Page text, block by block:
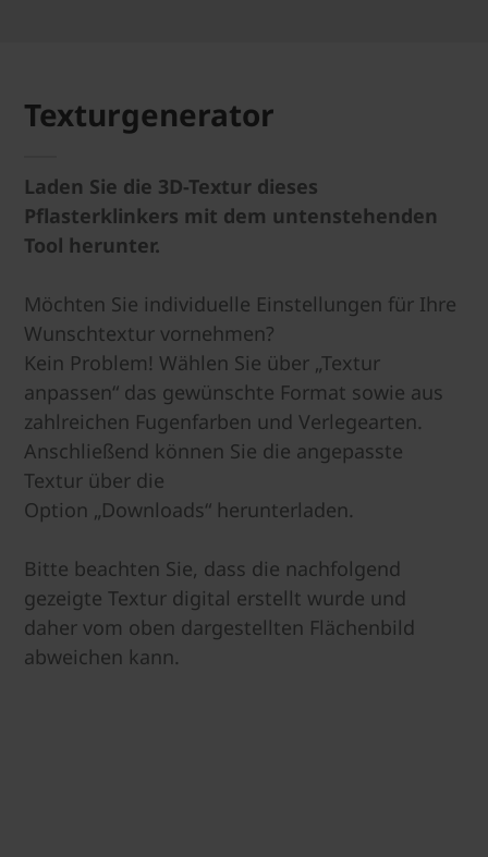
Texturgenerator
Laden Sie die 3D-Textur dieses
Pflasterklinkers mit dem untenstehenden
Tool herunter.
Möchten Sie individuelle Einstellungen für Ihre
Wunschtextur vornehmen?
Kein Problem! Wählen Sie über „Textur
anpassen“ das gewünschte Format sowie aus
zahlreichen Fugenfarben und Verlegearten.
Anschließend können Sie die angepasste
Textur über die
Option „Downloads“ herunterladen.
Bitte beachten Sie, dass die nachfolgend
gezeigte Textur digital erstellt wurde und
daher vom oben dargestellten Flächenbild
abweichen kann.